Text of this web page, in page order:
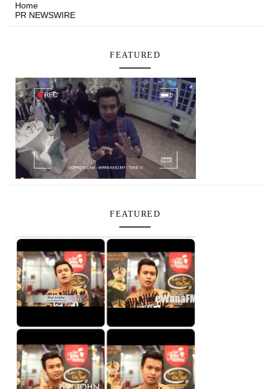
Home
PR NEWSWIRE
FEATURED
FEATURED